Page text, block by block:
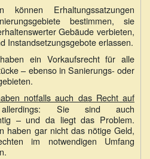
können Erhaltungssatzungen
bestimmen, sie
Gebäude verbieten,
Instandsetzungsgebote erlassen.
ein Vorkaufsrecht für alle
– ebenso in Sanierungs- oder
notfalls auch das Recht auf
Sie sind auch
– und da liegt das Problem.
haben gar nicht das nötige Geld,
im notwendigen Umfang